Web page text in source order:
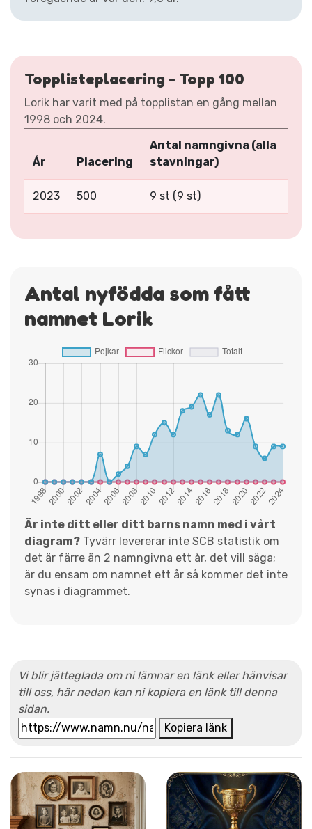
Topplisteplacering - Topp 100
Lorik har varit med på topplistan en gång mellan
1998 och 2024.
År Placering
Antal namngivna (alla
stavningar)
2023 500 9 st (9 st)
Antal nyfödda som fått
namnet Lorik
Är inte ditt eller ditt barns namn med i vårt
diagram? Tyvärr levererar inte SCB statistik om
det är färre än 2 namngivna ett år, det vill säga;
är du ensam om namnet ett år så kommer det inte
synas i diagrammet.
Vi blir jätteglada om ni lämnar en länk eller hänvisar
till oss, här nedan kan ni kopiera en länk till denna
sidan.
Kopiera länk